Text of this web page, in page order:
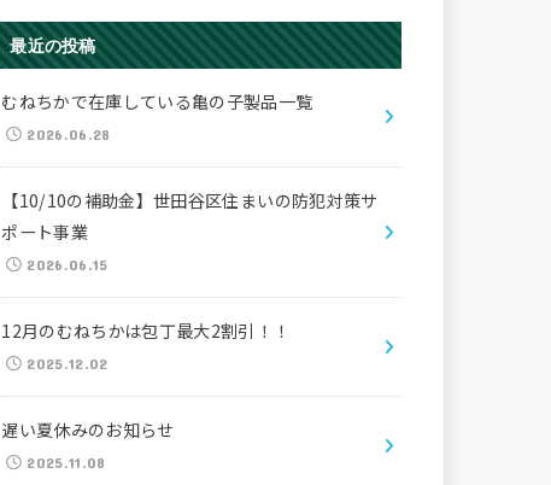
最近の投稿
むねちかで在庫している亀の子製品一覧
2026.06.28
【10/10の補助金】世田谷区住まいの防犯対策サ
ポート事業
2026.06.15
12月のむねちかは包丁最大2割引！！
2025.12.02
遅い夏休みのお知らせ
2025.11.08